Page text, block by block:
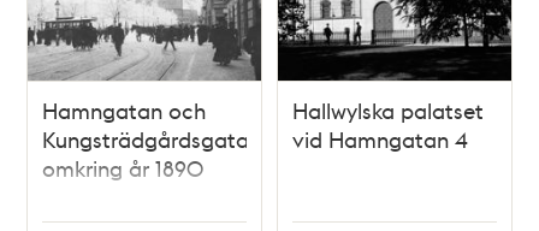
Hamngatan och
Kungsträdgårdsgatan
omkring år 1890
Hallwylska palatset
vid Hamngatan 4